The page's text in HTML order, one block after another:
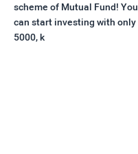
scheme of Mutual Fund! You
can start investing with only
5000, k